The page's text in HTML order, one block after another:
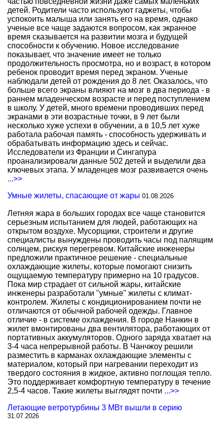
детей. Родители часто используют гаджеты, чтобы
успокоить малыша или занять его на время, однако
ученые все чаще задаются вопросом, как экранное
время сказывается на развитии мозга и будущей
способности к обучению. Новое исследование
показывает, что значение имеет не только
продолжительность просмотра, но и возраст, в котором
ребенок проводит время перед экраном. Ученые
наблюдали детей от рождения до 8 лет. Оказалось, что
больше всего экраны влияют на мозг в два периода - в
раннем младенческом возрасте и перед поступлением
в школу. У детей, много времени проводивших перед
экранами в эти возрастные точки, в 9 лет были
несколько хуже успехи в обучении, а в 10,5 лет хуже
работала рабочая память - способность удерживать и
обрабатывать информацию здесь и сейчас.
Исследователи из Франции и Сингапура
проанализировали данные 502 детей и выделили два
ключевых этапа. У младенцев мозг развивается очень
...>>
Умные жилеты, спасающие от жары 01.08.2026
Летняя жара в больших городах все чаще становится
серьезным испытанием для людей, работающих на
открытом воздухе. Мусорщики, строители и другие
специалисты вынуждены проводить часы под палящим
солнцем, рискуя перегревом. Китайские инженеры
предложили практичное решение - специальные
охлаждающие жилеты, которые помогают снизить
ощущаемую температуру примерно на 10 градусов.
Пока мир страдает от сильной жары, китайские
инженеры разработали "умные" жилеты с климат-
контролем. Жилеты с кондиционированием почти не
отличаются от обычной рабочей одежды. Главное
отличие - в системе охлаждения. В городе Нанкин в
жилет вмонтированы два вентилятора, работающих от
портативных аккумуляторов. Одного заряда хватает на
3-4 часа непрерывной работы. В Чанчжоу решили
разместить в карманах охлаждающие элементы с
материалом, который при нагревании переходит из
твердого состояния в жидкое, активно поглощая тепло.
Это поддерживает комфортную температуру в течение
2,5-4 часов. Такие жилеты выглядят почти ...>>
Летающие ветротурбины 3 МВт вышли в серию
31.07.2026